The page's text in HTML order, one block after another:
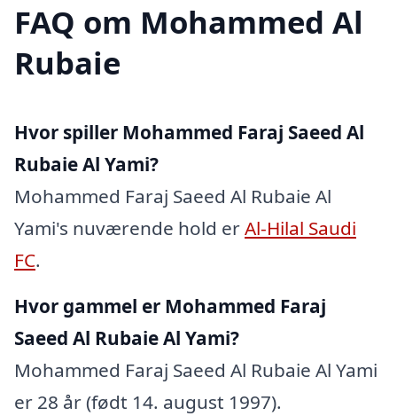
FAQ om Mohammed Al
Rubaie
Hvor spiller Mohammed Faraj Saeed Al
Rubaie Al Yami?
Mohammed Faraj Saeed Al Rubaie Al
Yami's nuværende hold erAl-Hilal Saudi
FC.
Hvor gammel er Mohammed Faraj
Saeed Al Rubaie Al Yami?
Mohammed Faraj Saeed Al Rubaie Al Yami
er 28 år (født 14. august 1997).